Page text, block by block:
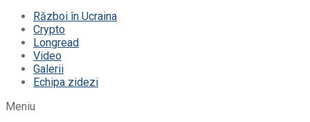
Război în Ucraina
Crypto
Longread
Video
Galerii
Echipa zidezi
Meniu